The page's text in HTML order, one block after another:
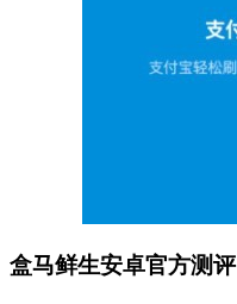
盒马鲜生安卓官方测评